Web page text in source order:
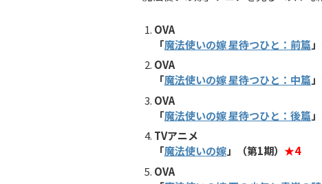
OVA
「魔法使いの嫁 星待つひと：前篇 」
OVA
「魔法使いの嫁 星待つひと：中篇」
OVA
「魔法使いの嫁 星待つひと：後篇 」
TVアニメ
「魔法使いの嫁」（第1期） ★4
OVA